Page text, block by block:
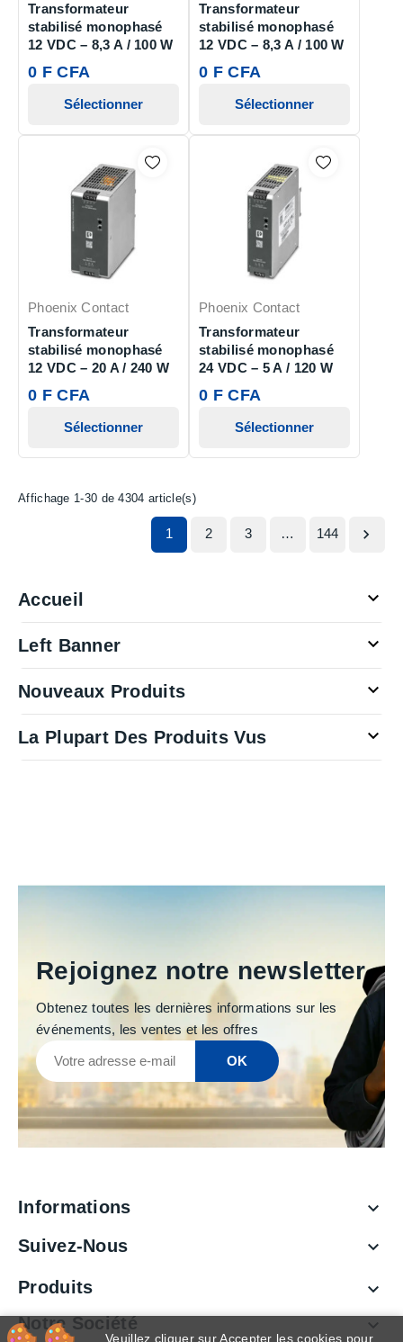
Transformateur
stabilisé monophasé
12 VDC – 8,3 A / 100 W
0 F CFA
Sélectionner
Transformateur
stabilisé monophasé
12 VDC – 8,3 A / 100 W
0 F CFA
Sélectionner
Phoenix Contact
Transformateur
stabilisé monophasé
12 VDC – 20 A / 240 W
0 F CFA
Sélectionner
Phoenix Contact
Transformateur
stabilisé monophasé
24 VDC – 5 A / 120 W
0 F CFA
Sélectionner
Affichage 1-30 de 4304 article(s)
1 2 3 … 144 
Accueil 
Left Banner 
Nouveaux Produits 
La Plupart Des Produits Vus 
Rejoignez notre newsletter
Obtenez toutes les dernières informations sur les
événements, les ventes et les offres
Informations 
Suivez-Nous 
Produits 
Notre Société 
Veuillez cliquer sur Accepter les cookies pour